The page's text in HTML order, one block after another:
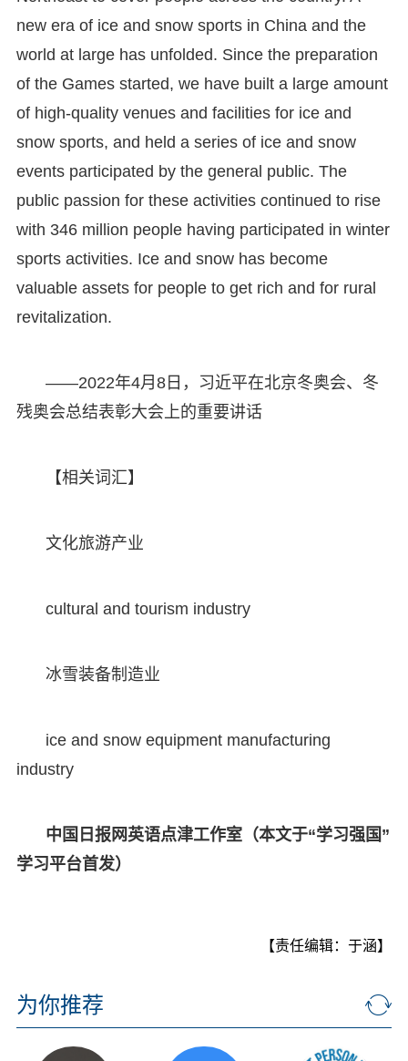
new era of ice and snow sports in China and the
world at large has unfolded. Since the preparation
of the Games started, we have built a large amount
of high-quality venues and facilities for ice and
snow sports, and held a series of ice and snow
events participated by the general public. The
public passion for these activities continued to rise
with 346 million people having participated in winter
sports activities. Ice and snow has become
valuable assets for people to get rich and for rural
revitalization.
——2022年4月8日，习近平在北京冬奥会、冬
残奥会总结表彰大会上的重要讲话
【相关词汇】
文化旅游产业
cultural and tourism industry
冰雪装备制造业
ice and snow equipment manufacturing
industry
中国日报网英语点津工作室（本文于“学习强国”
学习平台首发）
【责任编辑：于涵】
为你推荐